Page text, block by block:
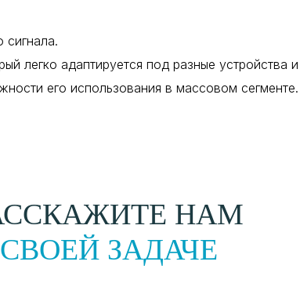
сигнала.
легко адаптируется под разные устройства
его использования в массовом сегменте.
НАМ
ЗАДАЧЕ